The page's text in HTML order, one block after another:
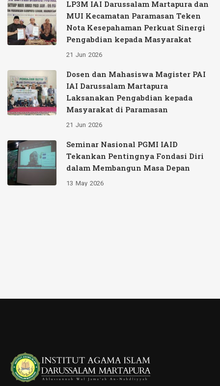
LP3M IAI Darussalam Martapura dan
MUI Kecamatan Paramasan Teken
Nota Kesepahaman Perkuat Sinergi
Pengabdian kepada Masyarakat
21 Jun 2026
Dosen dan Mahasiswa Magister PAI
IAI Darussalam Martapura
Laksanakan Pengabdian kepada
Masyarakat di Paramasan
21 Jun 2026
Seminar Nasional PGMI IAID
Tekankan Pentingnya Fondasi Diri
dalam Membangun Masa Depan
13 May 2026